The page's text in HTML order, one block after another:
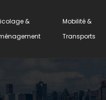
&
Mobilité &
Transports